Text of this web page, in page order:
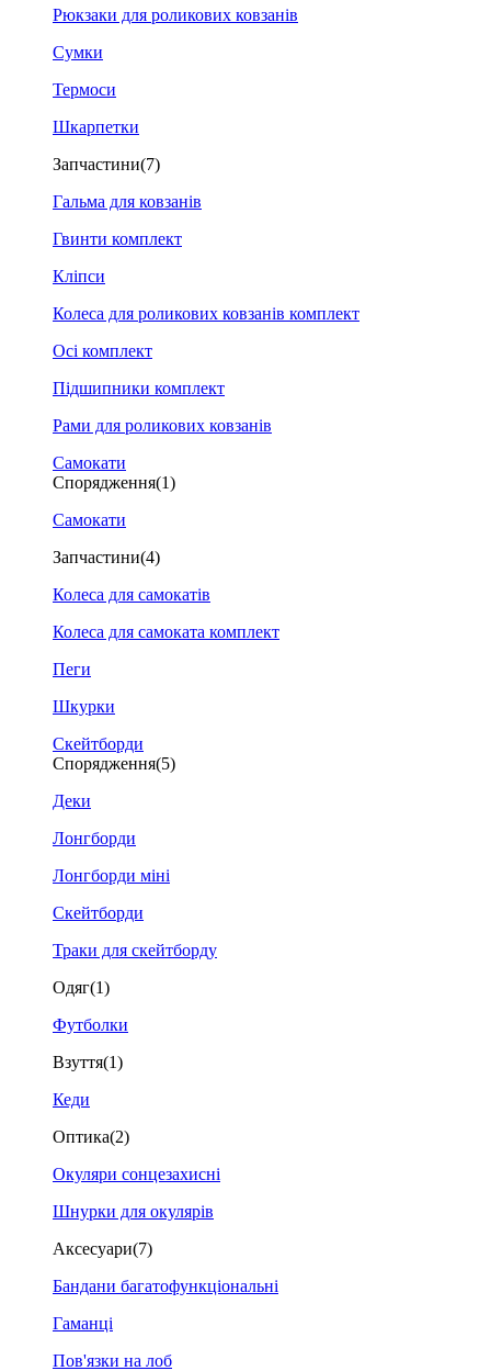
Рюкзаки для роликових ковзанів
Сумки
Термоси
Шкарпетки
Запчастини(7)
Гальма для ковзанів
Гвинти комплект
Кліпси
Колеса для роликових ковзанів комплект
Осі комплект
Підшипники комплект
Рами для роликових ковзанів
Самокати
Спорядження(1)
Самокати
Запчастини(4)
Колеса для самокатів
Колеса для самоката комплект
Пеги
Шкурки
Скейтборди
Спорядження(5)
Деки
Лонгборди
Лонгборди міні
Скейтборди
Траки для скейтборду
Одяг(1)
Футболки
Взуття(1)
Кеди
Оптика(2)
Окуляри сонцезахисні
Шнурки для окулярів
Аксесуари(7)
Бандани багатофункціональні
Гаманці
Пов'язки на лоб